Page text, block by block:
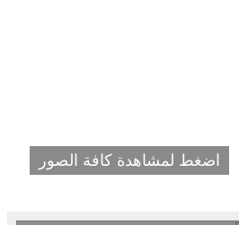
اضغط لمشاهدة كافة الصور